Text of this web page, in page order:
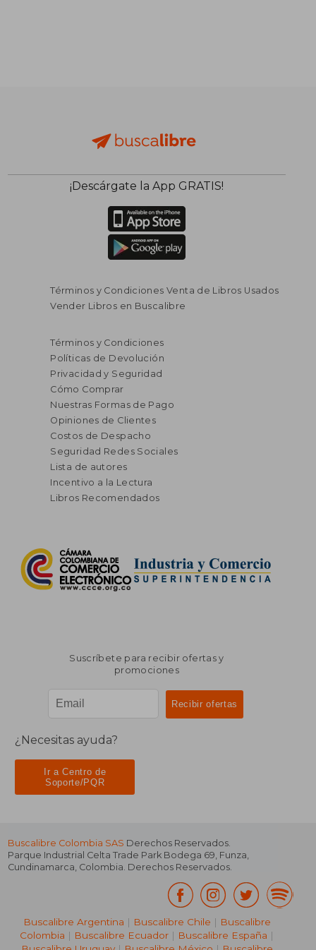
¡Descárgate la App GRATIS!
Términos y Condiciones Venta de Libros Usados
Vender Libros en Buscalibre
Términos y Condiciones
Políticas de Devolución
Privacidad y Seguridad
Cómo Comprar
Nuestras Formas de Pago
Opiniones de Clientes
Costos de Despacho
Seguridad Redes Sociales
Lista de autores
Incentivo a la Lectura
Libros Recomendados
Suscríbete para recibir ofertas y
promociones
¿Necesitas ayuda?
Ir a Centro de
Soporte/PQR
Buscalibre Colombia SAS Derechos Reservados.
Parque Industrial Celta Trade Park Bodega 69, Funza,
Cundinamarca, Colombia. Derechos Reservados.
Buscalibre Argentina | Buscalibre Chile | Buscalibre
Colombia | Buscalibre Ecuador | Buscalibre España |